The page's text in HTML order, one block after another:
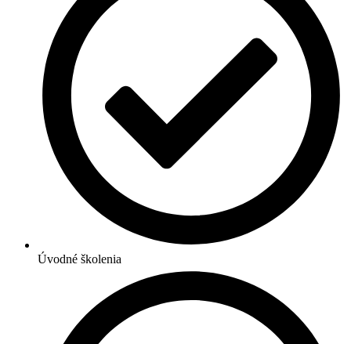
Úvodné školenia